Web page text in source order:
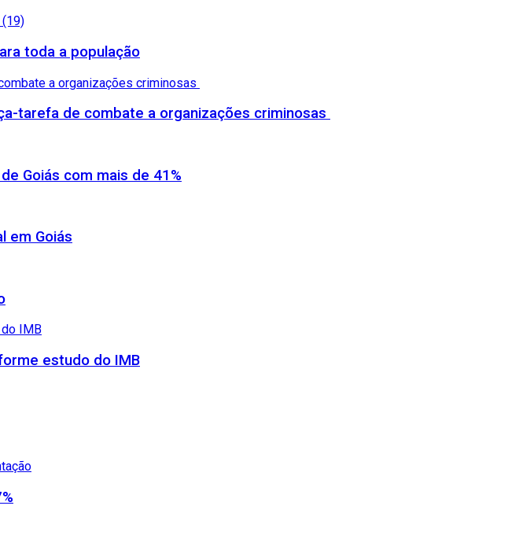
toda a população
tarefa de combate a organizações criminosas
Goiás com mais de 41%
em Goiás
estudo do IMB